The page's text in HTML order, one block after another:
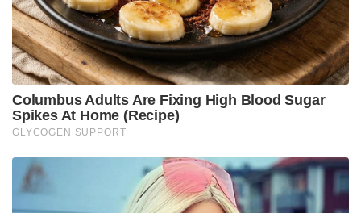
ഇന്നു രാവിലെ 11ന് വീട്ടുവളപ്പിൽ നടക്കും.
ഫൊറൻസിക് സയൻസ് കോഴ്‌സ് പൂർത്തിയാക്കിയ
മേഘ ഒരു വർഷം മുൻപാണ് എമിഗ്രേഷൻ
ഐബിയിൽ ജോലിയിൽ പ്രവേശിച്ചത്.
കാരയ്ക്കാക്കുഴി ക്ഷേത്രത്തിലെ ഉത്സവത്തിൽ
പങ്കെടുക്കാൻ ഒരു മാസം മുൻപാണ് അവസാനമായി
മേഘ നാട്ടിലെത്തിയത്.
Tags: IB officer's death